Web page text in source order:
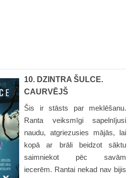
10. DZINTRA ŠULCE.
CAURVĒJŠ
Šis ir stāsts par meklēšanu.
Ranta veiksmīgi sapelnījusi
naudu, atgriezusies mājās, lai
kopā ar brāli beidzot sāktu
saimniekot pēc savām
iecerēm. Rantai nekad nav bijis